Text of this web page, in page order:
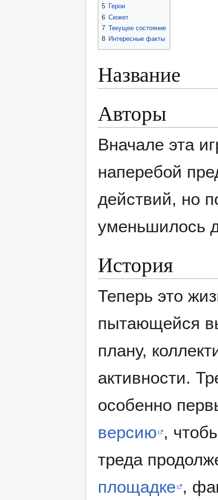
5 Герои
6 Сюжет
7 Текущее состояние
8 Интересные факты
Название
Авторы
Вначале эта
наперебой
действий, но
уменьшилось
История
Теперь это
пытающейся
плану,
активности.
особенно
версию ,
треда
площадке ,